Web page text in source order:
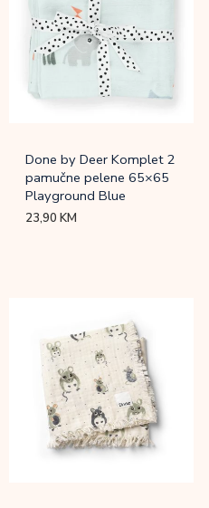
Done by Deer Komplet 2
pamučne pelene 65×65
Playground Blue
23,90KM